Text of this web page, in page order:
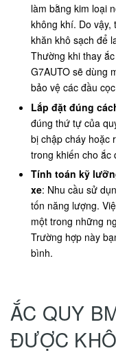
làm bằng kim loại
không khí. Do
khăn khô sạch để
Thường khi thay
G7AUTO sẽ dùng
bảo vệ các đầu
Lắp đặt đúng
đúng thứ tự của
bị chập cháy hoặc
trong khiến cho ắc
Tính toán kỹ
xe: Nhu cầu sử
tốn năng lượng.
một trong những
Trường hợp này
bình.
ẮC QUY
ĐƯỢC